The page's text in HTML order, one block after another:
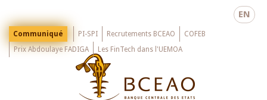
main
EN
Menu
Top
Communiqué PI-SPI Recrutements BCEAO
COFEB
Prix Abdoulaye FADIGA
Les FinTech dans l'UEMOA